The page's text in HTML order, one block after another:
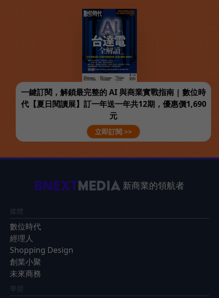
一鍵訂閱，解鎖最完整的 AI 與商業實戰指南 | 數位時
代【夏日閱讀展】訂一年送一年共12期，優惠價1,690
元
立即訂閱 >>
新商業的領航者
媒體
數位時代
經理人
Shopping Design
創業小聚
未來商務
學習